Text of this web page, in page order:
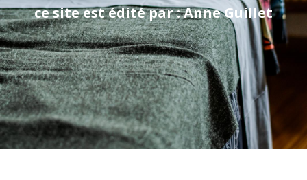
ce site est édité par : Anne Guillet